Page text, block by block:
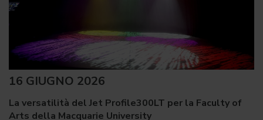
16 GIUGNO 2026
La versatilità del Jet Profile300LT per la Faculty of
Arts della Macquarie University